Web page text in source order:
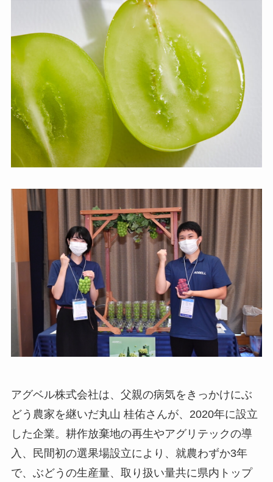
アグベル株式会社は、父親の病気をきっかけにぶ
どう農家を継いだ丸山 桂佑さんが、2020年に設立
した企業。耕作放棄地の再生やアグリテックの導
入、民間初の選果場設立により、就農わずか3年
で、ぶどうの生産量、取り扱い量共に県内トップ